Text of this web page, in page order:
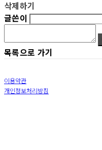
삭제하기
글쓴이
목록으로 가기
이용약관
개인정보처리방침